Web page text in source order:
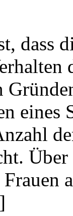
dass
eines